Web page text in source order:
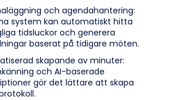
och agendahantering:
system kan automatiskt hitta
tidsluckor och generera
baserat på tidigare möten.
skapande av minuter:
och AI-baserade
gör det lättare att skapa